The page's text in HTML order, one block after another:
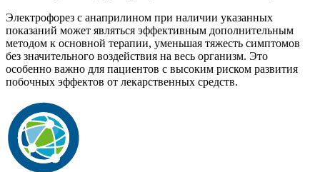
Электрофорез с анаприлином при наличии указанных
показаний может являться эффективным дополнительным
методом к основной терапии, уменьшая тяжесть симптомов
без значительного воздействия на весь организм. Это
особенно важно для пациентов с высоким риском развития
побочных эффектов от лекарственных средств.